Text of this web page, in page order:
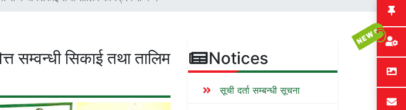
सम्वन्धी सिकाई तथा तालिम
Notices
सूची दर्ता सम्बन्धी सूचना